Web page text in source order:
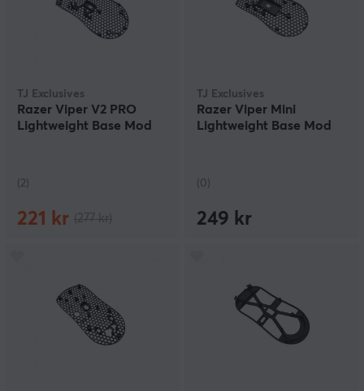
TJ Exclusives
Razer Viper V2 PRO
Lightweight Base Mod
(2)
221 kr
TJ Exclusives
Razer Viper Mini
Lightweight Base Mod
(0)
249 kr